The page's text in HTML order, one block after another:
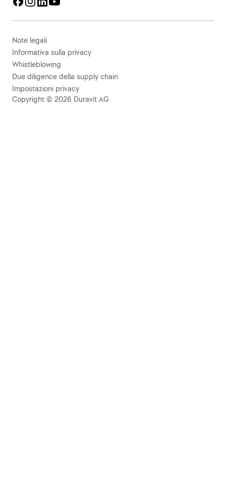
Note legali
Informativa sulla privacy
Whistleblowing
Due diligence della supply chain
Impostazioni privacy
Copyright © 2026 Duravit AG